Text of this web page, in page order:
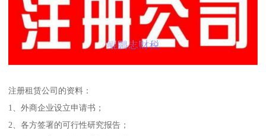
注册租赁公司的资料：
1、外商企业设立申请书；
2、各方签署的可行性研究报告；